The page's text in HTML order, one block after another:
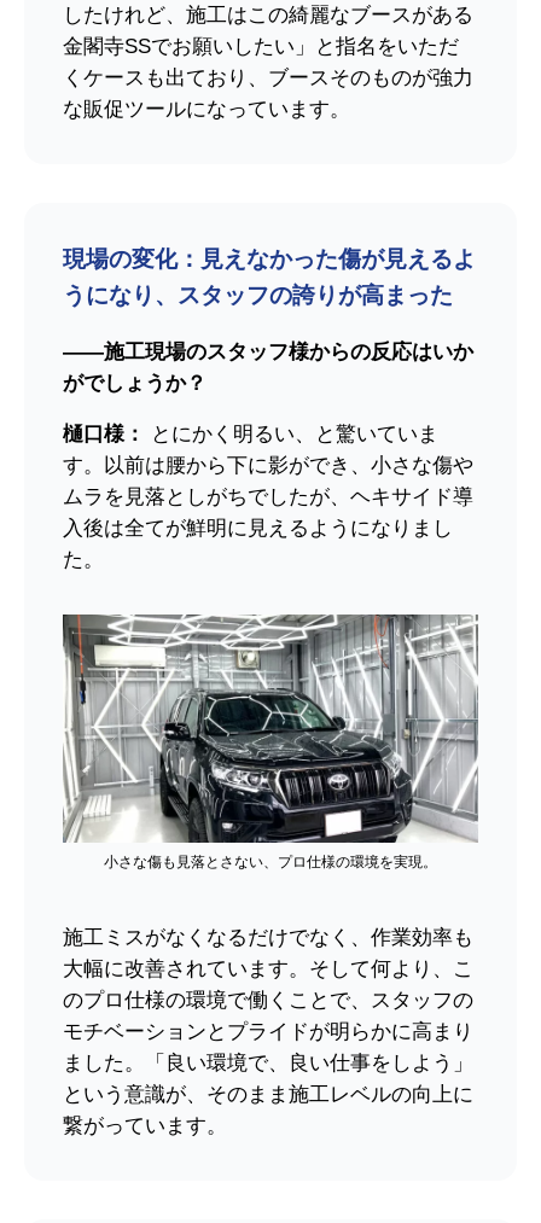
したけれど、施工はこの綺麗なブースがある
金閣寺SSでお願いしたい」と指名をいただ
くケースも出ており、ブースそのものが強力
な販促ツールになっています。
現場の変化：見えなかった傷が見えるよ
うになり、スタッフの誇りが高まった
――施工現場のスタッフ様からの反応はいか
がでしょうか？
樋口様：
とにかく明るい、と驚いていま
す。以前は腰から下に影ができ、小さな傷や
ムラを見落としがちでしたが、ヘキサイド導
入後は全てが鮮明に見えるようになりまし
た。
小さな傷も見落とさない、プロ仕様の環境を実現。
施工ミスがなくなるだけでなく、作業効率も
大幅に改善されています。そして何より、こ
のプロ仕様の環境で働くことで、スタッフの
モチベーションとプライドが明らかに高まり
ました。「良い環境で、良い仕事をしよう」
という意識が、そのまま施工レベルの向上に
繋がっています。